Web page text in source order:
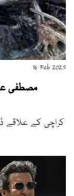
16 Feb 2025
مصطفی
کراچی کے